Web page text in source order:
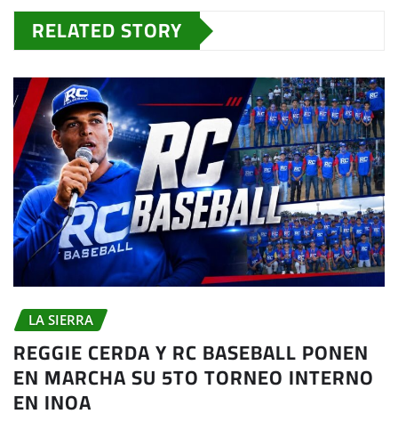
RELATED STORY
LA SIERRA
REGGIE CERDA Y RC BASEBALL PONEN
EN MARCHA SU 5TO TORNEO INTERNO
EN INOA